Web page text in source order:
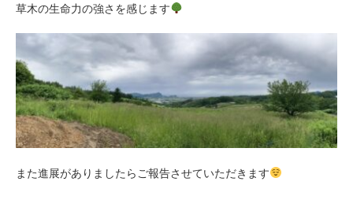
草木の生命力の強さを感じます
また進展がありましたらご報告させていただきます